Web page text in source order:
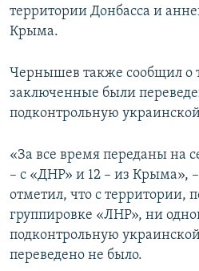
территории Донбасса и
Крыма.
Чернышев также сообщил о
заключенные были
подконтрольную
«За все время переданы на
– с «ДНР» и 12 – из Крыма»,
отметил, что с территории,
группировке «ЛНР», ни
подконтрольную
переведено не было.